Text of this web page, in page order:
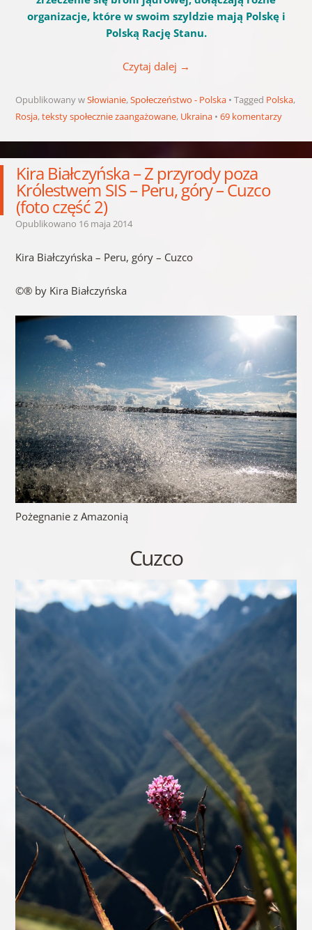
organizacje, które w swoim szyldzie mają Polskę i
Polską Rację Stanu.
Czytaj dalej →
Opublikowany wSłowianie,Społeczeństwo - Polska Tagged Polska,
Rosja,teksty społecznie zaangażowane, Ukraina 69 komentarzy
Kira Białczyńska – Z przyrody poza
Królestwem SIS – Peru, góry – Cuzco
(foto część 2)
Opublikowano 16 maja 2014
Kira Białczyńska – Peru, góry – Cuzco
©® by Kira Białczyńska
Pożegnanie z Amazonią
Cuzco